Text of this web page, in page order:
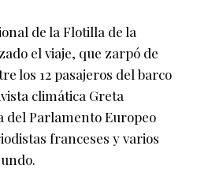
de la Flotilla de la
el viaje, que zarpó de
los 12 pasajeros del barco
climática Greta
del Parlamento Europeo
franceses y varios